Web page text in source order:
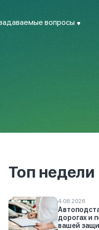
вопросы
Топ недели
4.08.2026
дорогах и
вашей